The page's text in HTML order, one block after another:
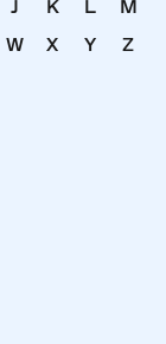
J K L
M
W X Y
Z